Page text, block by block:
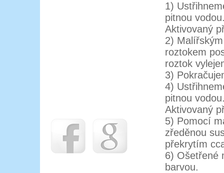
1)
pitnou
Aktivovaný
2)
roztokem
roztok
3)
4)
pitnou
Aktivovaný
5) Pomocí
zředěnou
překrytím
6) Ošetřené
barvou.